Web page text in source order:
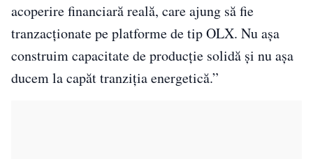
acoperire financiară reală, care ajung să fie
tranzacționate pe platforme de tip OLX. Nu așa
construim capacitate de producție solidă și nu așa
ducem la capăt tranziția energetică.”